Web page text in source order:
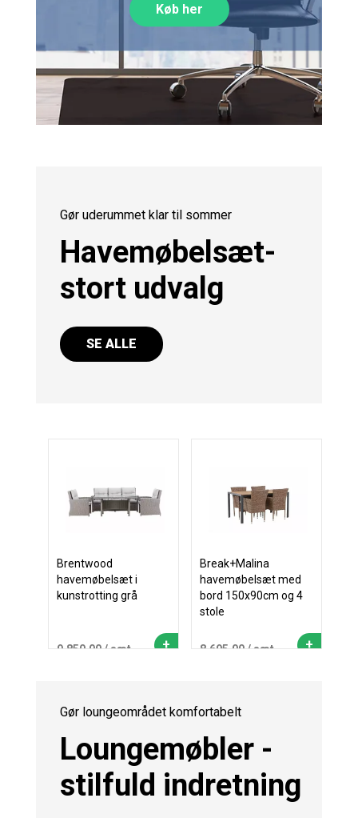
Køb her
Gør uderummet klar til sommer
Havemøbelsæt-
stort udvalg
SE ALLE
Brentwood
havemøbelsæt i
kunstrotting grå
9.850,00 / sæt +
Break+Malina
havemøbelsæt med
bord 150x90cm og 4
stole
8.695,00 / sæt +
Gør loungeområdet komfortabelt
Loungemøbler -
stilfuld indretning